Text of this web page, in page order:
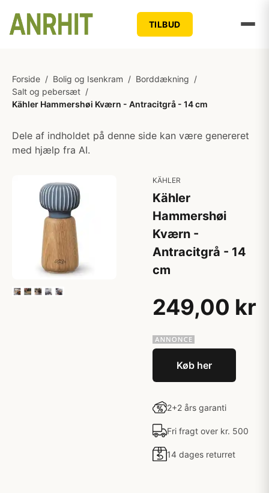
TILBUD
Forside / Bolig og Isenkram / Borddækning /
Salt og pebersæt /
Kähler Hammershøi Kværn - Antracitgrå - 14 cm
Dele af indholdet på denne side kan være genereret
med hjælp fra AI.
KÄHLER
Kähler
Hammershøi
Kværn -
Antracitgrå - 14
cm
249,00 kr
Køb her
2+2 års garanti
Fri fragt over kr. 500
14 dages returret